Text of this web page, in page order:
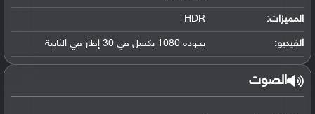
المميزات: HDR
الفيديو: بجودة 1080 بكسل في 30 إطار في الثانية
الصوت